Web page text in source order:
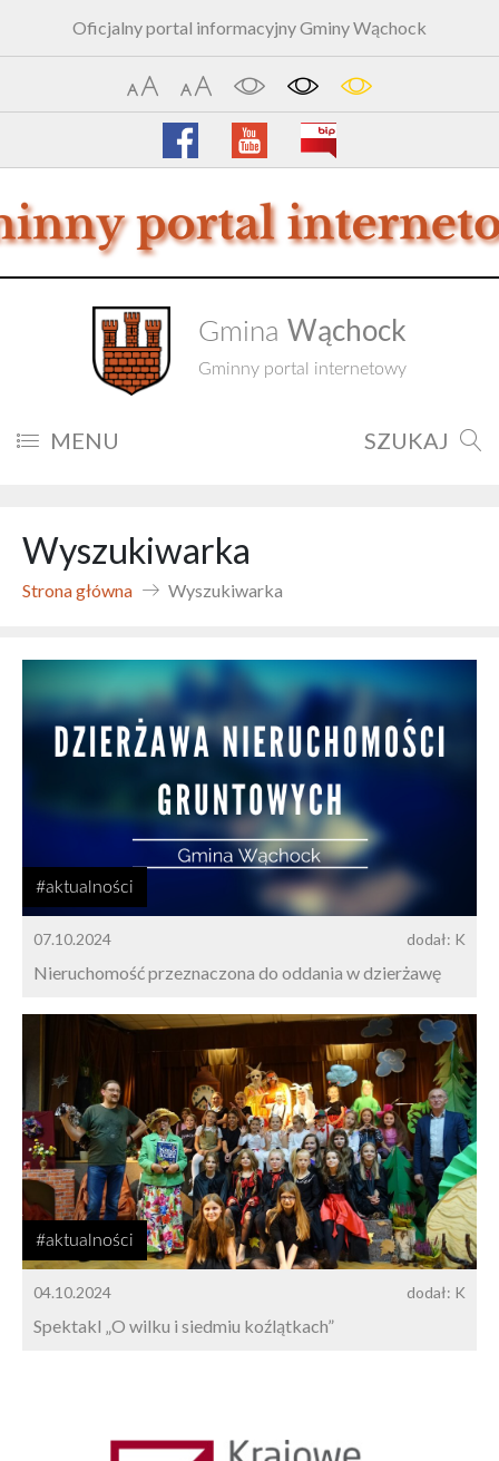
Oficjalny portal informacyjny Gminy Wąchock
Gmina Wąchock
Gminny portal internetowy
MENU SZUKAJ
Wyszukiwarka
Strona główna Wyszukiwarka
#aktualności
07.10.2024 dodał: K
Nieruchomość przeznaczona do oddania w dzierżawę
#aktualności
04.10.2024 dodał: K
Spektakl „O wilku i siedmiu koźlątkach”